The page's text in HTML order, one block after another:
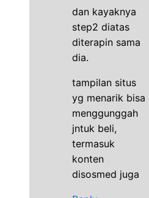
dan kayaknya
step2 diatas
diterapin sama
dia.
tampilan situs
yg menarik bisa
menggunggah
jntuk beli,
termasuk
konten
disosmed juga